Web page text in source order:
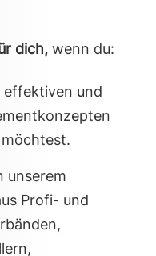
dich, wenn du:
effektiven und
unserem
Profi- und